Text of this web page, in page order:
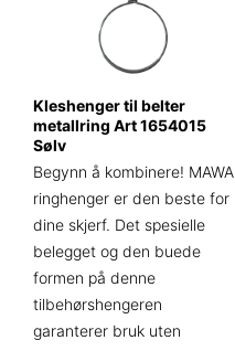
kan
velges
på
produktsiden
Kleshenger til belter
metallring Art 1654015
Sølv
Begynn å kombinere! MAWA
ringhenger er den beste for
dine skjerf. Det spesielle
belegget og den buede
formen på denne
tilbehørshengeren
garanterer bruk uten